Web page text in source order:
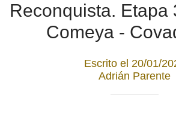
Reconquista. Etapa
Comeya -
Escrito el 20/01/
Adrián Parente